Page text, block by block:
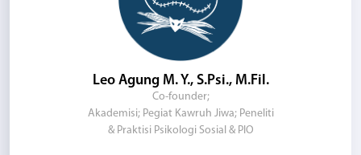
Leo Agung M. Y., S.Psi., M.Fil.
Co-founder;
Akademisi; Pegiat Kawruh Jiwa; Peneliti
& Praktisi Psikologi Sosial & PIO